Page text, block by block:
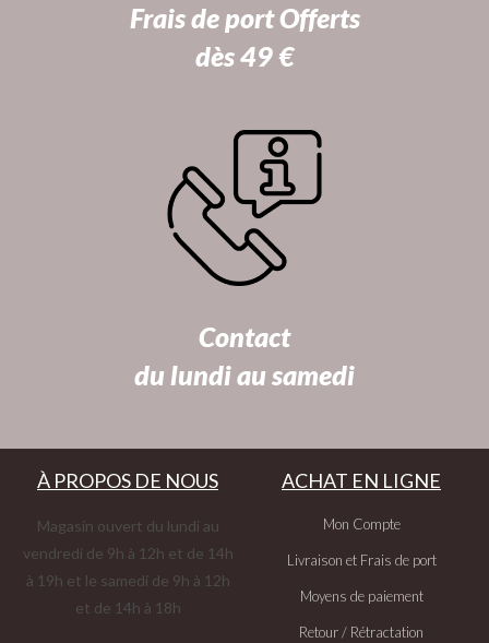
Frais de port Offerts
dès 49 €
Contact
du lundi au samedi
À PROPOS DE NOUS
Magasin ouvert du lundi au
vendredi de 9h à 12h et de 14h
à 19h et le samedi de 9h à 12h
et de 14h à 18h
ACHAT EN LIGNE
Mon Compte
Livraison et Frais de port
Moyens de paiement
Retour / Rétractation